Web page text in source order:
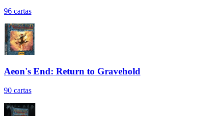
96 cartas
Aeon's End: Return to Gravehold
90 cartas